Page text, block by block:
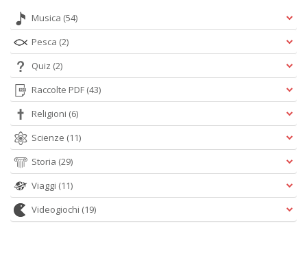
Musica (54)
Pesca (2)
Quiz (2)
Raccolte PDF (43)
Religioni (6)
Scienze (11)
Storia (29)
Viaggi (11)
Videogiochi (19)